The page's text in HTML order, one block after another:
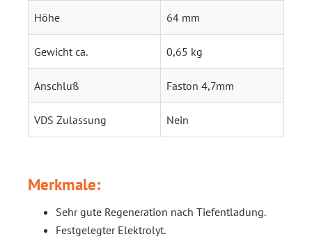
Höhe 64 mm
Gewicht ca. 0,65 kg
Anschluß Faston 4,7mm
VDS Zulassung Nein
Merkmale:
Sehr gute Regeneration nach Tiefentladung.
Festgelegter Elektrolyt.